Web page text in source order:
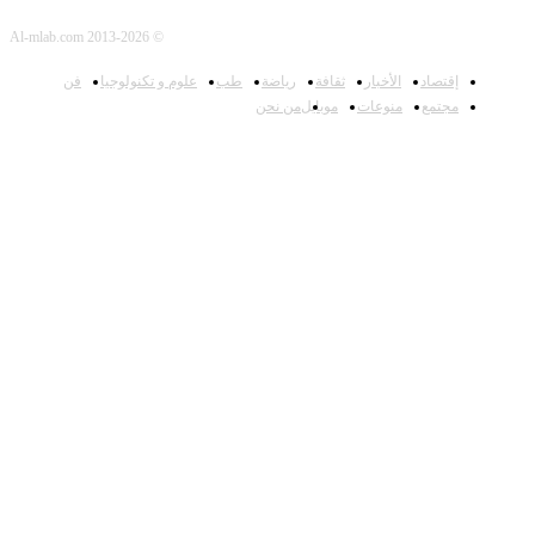
الأخبار ثقافة رياضة طب علوم و تكنولوجيا
فن
منوعات موبايلمن نحن